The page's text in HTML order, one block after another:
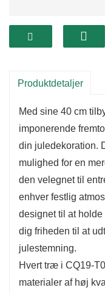
CQ19-T015-
charme og
cm træ perfekt til
eller
er indbydende
personlige
hyggelig og
hjem.
CQ19-T015-30B
både
Dets fyldigere
pynt, lys og
Produktdetaljer
Med sine 40 cm
imponerende
din juledekoration.
mulighed for en
den velegnet til
enhver festlig
designet til at
dig friheden til at
julestemning.
Hvert træ i CQ19-
materialer af høj